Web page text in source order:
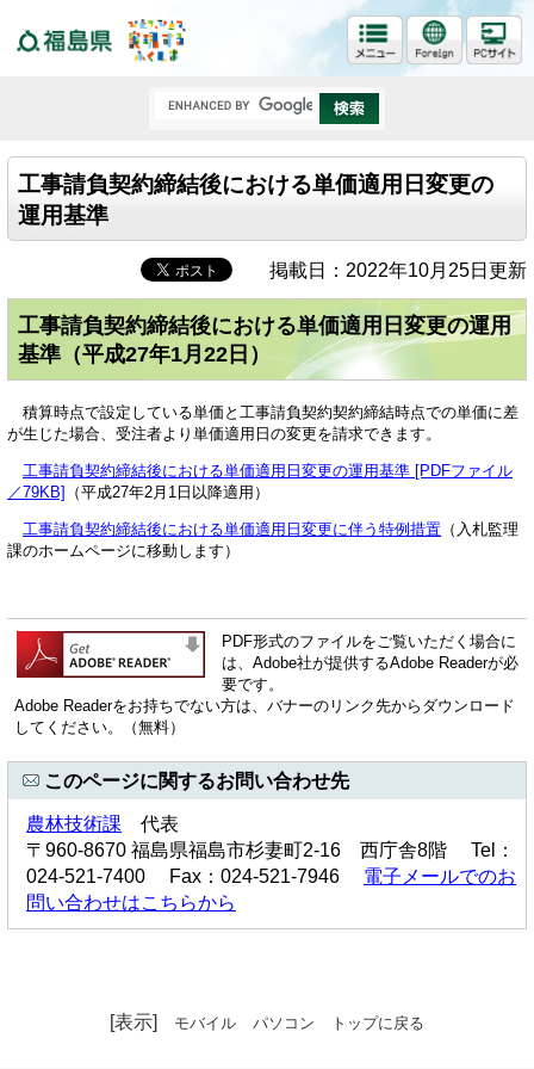
工事請負契約締結後における単価適用日変更の
運用基準
掲載日：2022年10月25日更新
工事請負契約締結後における単価適用日変更の運用
基準 （平成27年1月22日）​
積算時点で設定している単価と工事請負契約契約締結時点での単価に差
が生じた場合、受注者より単価適用日の変更を請求できます。
工事請負契約締結後における単価適用日変更の運用基準 [PDFファイル
／79KB] （平成27年2月1日以降適用）
工事請負契約締結後における単価適用日変更に伴う特例措置 （入札監理
課のホームページに移動します）
PDF形式のファイルをご覧いただく場合に
は、Adobe社が提供するAdobe Readerが必
要です。
Adobe Readerをお持ちでない方は、バナーのリンク先からダウンロード
してください。（無料）
このページに関するお問い合わせ先
農林技術課 代表
〒960-8670 福島県福島市杉妻町2-16 西庁舎8階 Tel：
024-521-7400 Fax：024-521-7946 電子メールでのお
問い合わせはこちらから
[表示] モバイル パソコン トップに戻る